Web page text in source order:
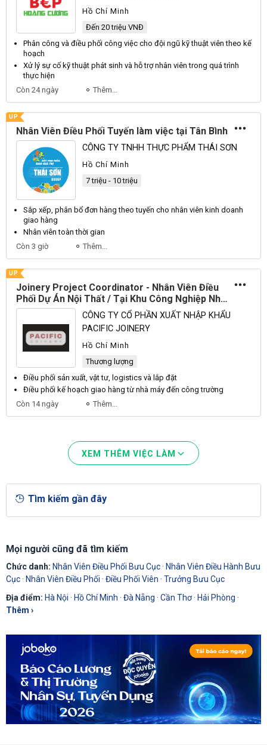
Hồ Chí Minh
Đến 20 triệu VNĐ
Phân công và điều phối công việc cho đội ngũ kỹ thuật viên theo kế
hoạch
Xử lý sự cố kỹ thuật phát sinh và hỗ trợnhân viên trong quá trình
thực hiện
Còn 24 ngày
Thêm...
UP
Nhân Viên Điều Phối Tuyến làm việc tại Tân Bình
CÔNG TY TNHH THỰC PHẨM THÁI SƠN
Hồ Chí Minh
7 triệu - 10 triệu
Sắp xếp, phân bổ đơn hàng theo tuyến cho nhân viên kinh doanh
giao hàng
Nhân viên toàn thời gian
Còn 3 giờ
Thêm...
UP
Joinery Project Coordinator - Nhân Viên Điều
Phối Dự Án Nội Thất / Tại Khu Công Nghiệp Nhị
Xuân - Hóc MônCÔNG TY CỔ PHẦN XUẤT NHẬP KHẨU
PACIFIC JOINERY
Hồ Chí Minh
Thương lượng
Điều phối sản xuất, vật tư, logistics và lắp đặt
Điều phối kế hoạch giao hàng từ nhà máy đến công trường
Còn 14 ngày
Thêm...
XEM THÊM VIỆC LÀM
Tìm kiếm gần đây
Mọi người cũng đã tìm kiếm
Chức danh: Nhân Viên Điều Phối Bưu Cục· Nhân Viên Điều Hành Bưu
Cục· Nhân Viên Điều Phối · Điều Phối Viên · Trưởng Bưu Cục
Địa điểm: Hà Nội · Hồ Chí Minh · Đà Nẵng · Cần Thơ· Hải Phòng ·
Thêm ›